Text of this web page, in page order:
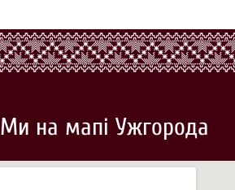
Ми на мапі Ужгорода